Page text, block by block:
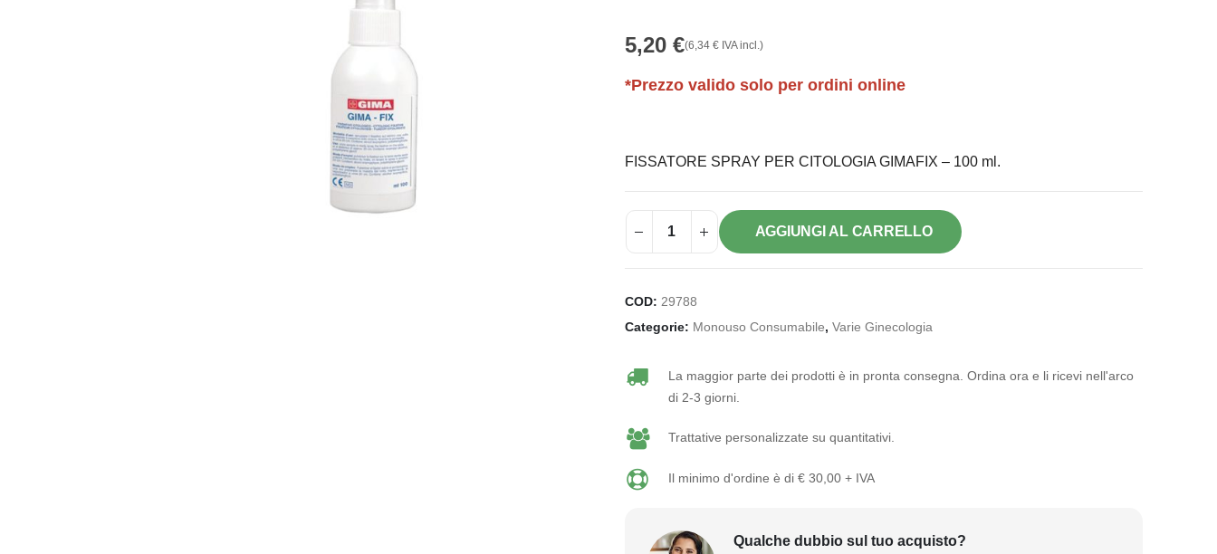
5,20 €(6,34 €IVA incl.)
*Prezzo valido solo per ordini online
FISSATORE SPRAY PER CITOLOGIA GIMAFIX – 100 ml.
AGGIUNGI AL CARRELLO
COD: 29788
Categorie: Monouso Consumabile, Varie Ginecologia
La maggior parte dei prodotti è in pronta consegna. Ordina ora e li ricevi nell'arco
di 2-3 giorni.
Trattative personalizzate su quantitativi.
Il minimo d'ordine è di € 30,00 + IVA
Qualche dubbio sul tuo acquisto?